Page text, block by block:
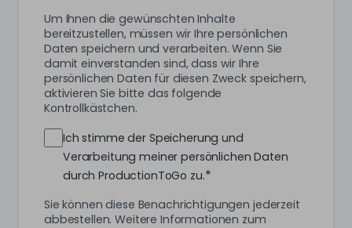
Um Ihnen die gewünschten Inhalte
bereitzustellen, müssen wir Ihre persönlichen
Daten speichern und verarbeiten. Wenn Sie
damit einverstanden sind, dass wir Ihre
persönlichen Daten für diesen Zweck speichern,
aktivieren Sie bitte das folgende
Kontrollkästchen.
Ich stimme der Speicherung und
Verarbeitung meiner persönlichen Daten
durch ProductionToGo zu.*
Sie können diese Benachrichtigungen jederzeit
abbestellen. Weitere Informationen zum